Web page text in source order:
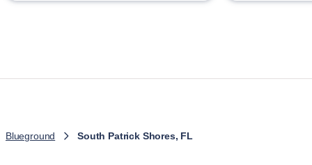
Blueground South Patrick Shores, FL